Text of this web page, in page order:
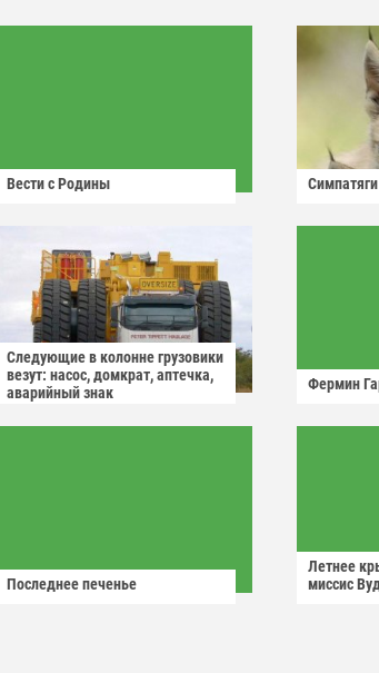
Вести с Родины Симпатяги
Следующие в колонне грузовики
везут: насос, домкрат, аптечка,
аварийный знак
Фермин
Последнее печенье
Летнее
миссис